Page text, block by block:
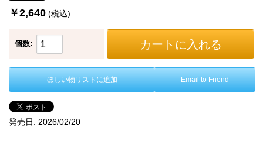
￥2,640 (税込)
個数: カートに入れる
ほしい物リストに追加 Email to Friend
発売日: 2026/02/20